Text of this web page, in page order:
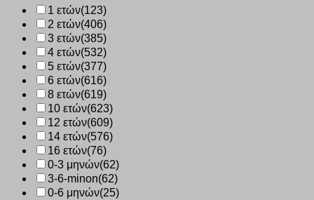
1 ετών(123)
2 ετών(406)
3 ετών(385)
4 ετών(532)
5 ετών(377)
6 ετών(616)
8 ετών(619)
10 ετών(623)
12 ετών(609)
14 ετών(576)
16 ετών(76)
0-3 μηνών(62)
3-6-minon(62)
0-6 μηνών(25)